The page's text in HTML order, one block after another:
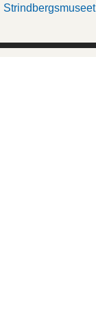
Strindbergsmuseet